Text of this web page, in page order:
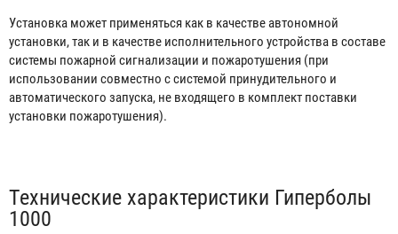
Установка может применяться как в качестве автономной
установки, так и в качестве исполнительного устройства в составе
системы пожарной сигнализации и пожаротушения (при
использовании совместно с системой принудительного и
автоматического запуска, не входящего в комплект поставки
установки пожаротушения).
Табы
Технические характеристики Гиперболы
1000